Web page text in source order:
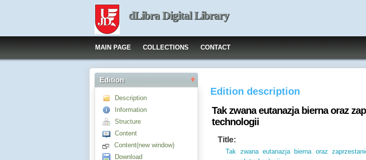
dLibra Digital Library
MAIN PAGE COLLECTIONS CONTACT
Edition
Description
Information
Structure
Content
Content(new window)
Download
Edition description
Tak zwana eutanazja bierna oraz
technologii
Title:
Tak zwana eutanazja bierna oraz